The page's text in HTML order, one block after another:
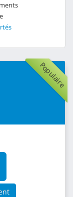
Populaire